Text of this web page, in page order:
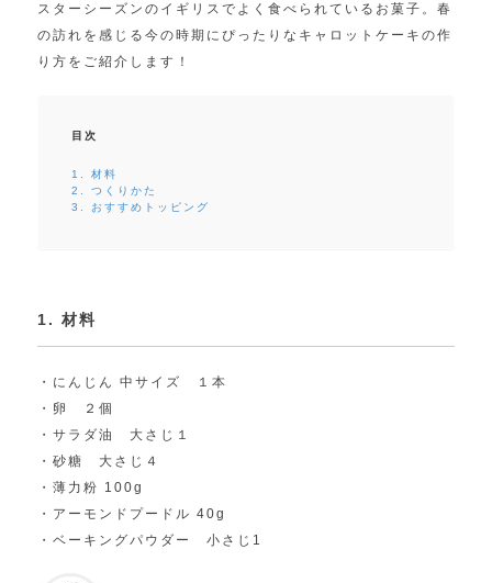
スターシーズンのイギリスでよく食べられているお菓子。春
の訪れを感じる今の時期にぴったりなキャロットケーキの作
り方をご紹介します！
目次
1. 材料
2. つくりかた
3. おすすめトッピング
1. 材料
・にんじん 中サイズ １本
・卵 ２個
・サラダ油 大さじ１
・砂糖 大さじ４
・薄力粉 100g
・アーモンドプードル 40g
・ベーキングパウダー 小さじ1